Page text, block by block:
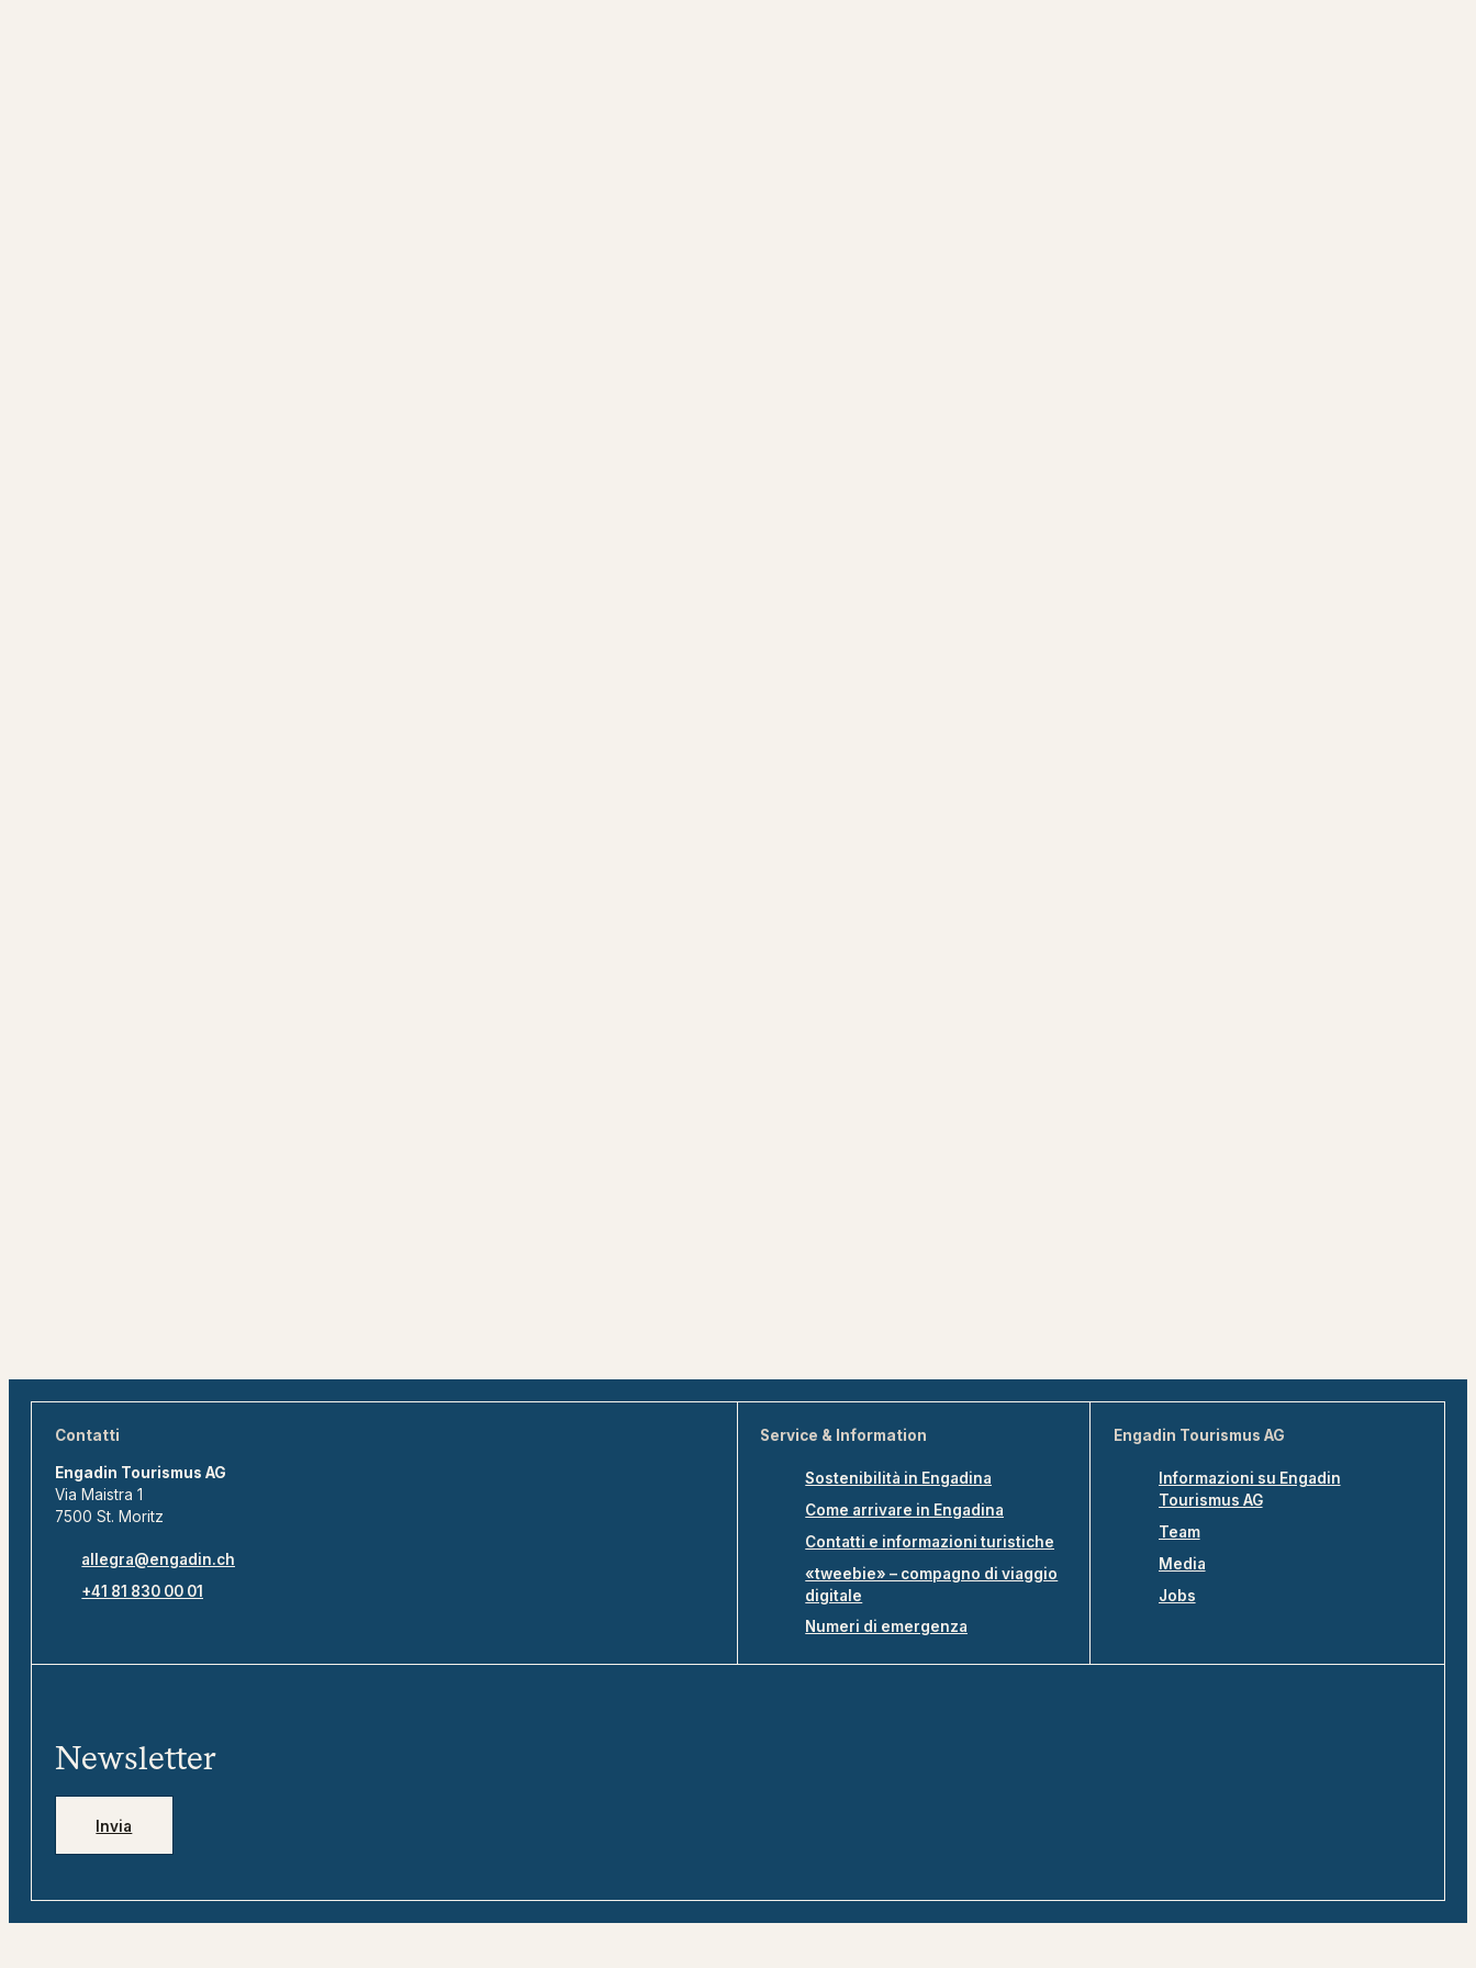
Contatti
Engadin Tourismus AG
Via Maistra 1
7500 St. Moritz
allegra@engadin.ch
+41 81 830 00 01
Service & Information
Sostenibilità in Engadina
Come arrivare in Engadina
Contatti e informazioni turistiche
«tweebie» – compagno di viaggio
digitale
Numeri di emergenza
Engadin Tourismus AG
Informazioni su Engadin
Tourismus AG
Team
Media
Jobs
Newsletter
Invia